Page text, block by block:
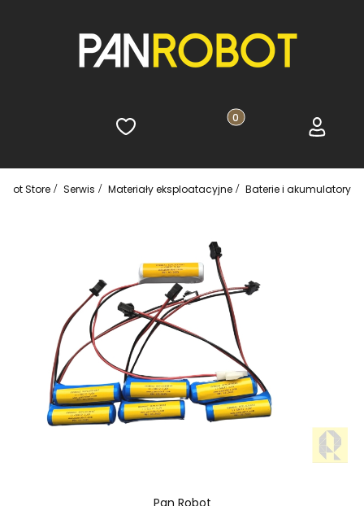
Ulubione Produkty w koszyku: 0.
Koszyk Zaloguj
Store Serwis Materiały eksploatacyjne Baterie i akumulatory
Pan Robot